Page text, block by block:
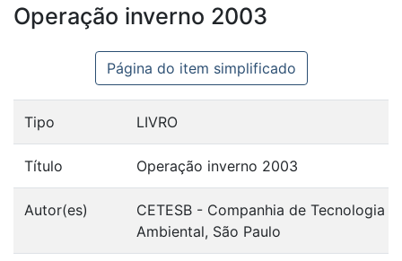
Repositório
Doações/Aquisições
Fale Conosco
Operação inverno 2003
Página do item simplificado
Tipo LIVRO
Título Operação inverno 2003
Autor(es)
CETESB - Companhia de Tecnologia
Ambiental, São Paulo